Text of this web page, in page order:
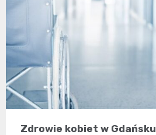
Zdrowie kobiet w Gdańsku